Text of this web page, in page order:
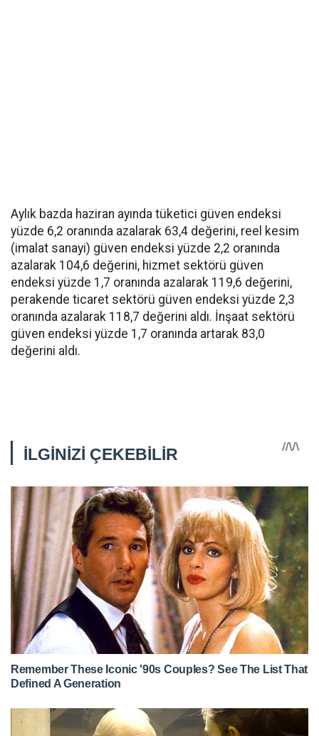
Aylık bazda haziran ayında tüketici güven endeksi
yüzde 6,2 oranında azalarak 63,4 değerini, reel kesim
(imalat sanayi) güven endeksi yüzde 2,2 oranında
azalarak 104,6 değerini, hizmet sektörü güven
endeksi yüzde 1,7 oranında azalarak 119,6 değerini,
perakende ticaret sektörü güven endeksi yüzde 2,3
oranında azalarak 118,7 değerini aldı. İnşaat sektörü
güven endeksi yüzde 1,7 oranında artarak 83,0
değerini aldı.